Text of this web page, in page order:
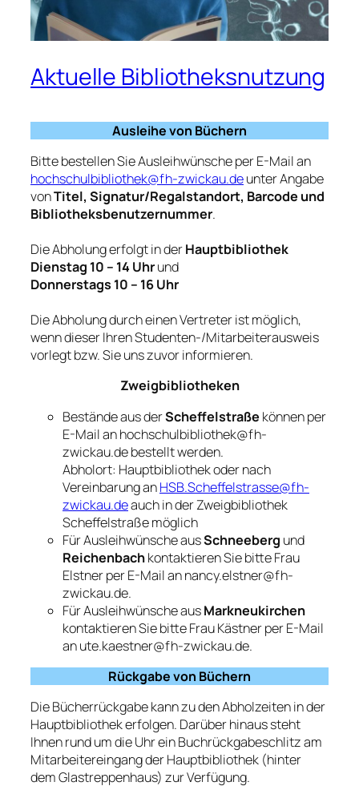
Aktuelle Bibliotheksnutzung
Ausleihe von Büchern
Bitte bestellen Sie Ausleihwünsche per E-Mail an
hochschulbibliothek@fh-zwickau.deunter Angabe
vonTitel, Signatur/Regalstandort, Barcode und
Bibliotheksbenutzernummer.
Die Abholung erfolgt in derHauptbibliothek
Dienstag 10 – 14 Uhrund
Donnerstags 10 – 16 Uhr
Die Abholung durch einen Vertreter ist möglich,
wenn dieser Ihren Studenten-/Mitarbeiterausweis
vorlegt bzw. Sie uns zuvor informieren.
Zweigbibliotheken
Bestände aus derScheffelstraße können per
E-Mail an hochschulbibliothek@fh-
zwickau.de bestellt werden.
Abholort: Hauptbibliothek oder nach
Vereinbarung anHSB.Scheffelstrasse@fh-
zwickau.deauch in der Zweigbibliothek
Scheffelstraße möglich
Für Ausleihwünsche ausSchneeberg und
Reichenbachkontaktieren Sie bitte Frau
Elstner per E-Mail an nancy.elstner@fh-
zwickau.de.
Für Ausleihwünsche ausMarkneukirchen
kontaktieren Sie bitte Frau Kästner per E-Mail
an ute.kaestner@fh-zwickau.de.
Rückgabe von Büchern
Die Bücherrückgabe kann zu den Abholzeiten in der
Hauptbibliothek erfolgen. Darüber hinaus steht
Ihnen rund um die Uhr ein Buchrückgabeschlitz am
Mitarbeitereingang der Hauptbibliothek (hinter
dem Glastreppenhaus) zur Verfügung.